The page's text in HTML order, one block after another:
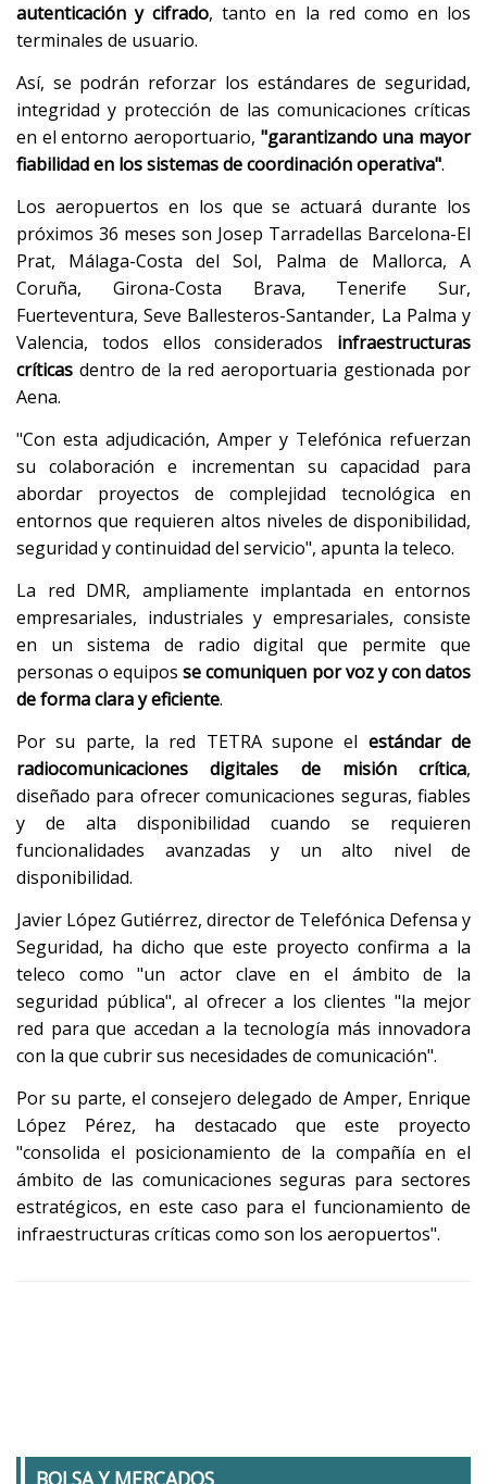
autenticación y cifrado, tanto en la red como en los
terminales de usuario.
Así, se podrán reforzar los estándares de seguridad,
integridad y protección de las comunicaciones críticas
en el entorno aeroportuario, "garantizando una mayor
fiabilidad en los sistemas de coordinación operativa".
Los aeropuertos en los que se actuará durante los
próximos 36 meses son Josep Tarradellas Barcelona-El
Prat, Málaga-Costa del Sol, Palma de Mallorca, A
Coruña, Girona-Costa Brava, Tenerife Sur,
Fuerteventura, Seve Ballesteros-Santander, La Palma y
Valencia, todos ellos considerados infraestructuras
críticas dentro de la red aeroportuaria gestionada por
Aena.
"Con esta adjudicación, Amper y Telefónica refuerzan
su colaboración e incrementan su capacidad para
abordar proyectos de complejidad tecnológica en
entornos que requieren altos niveles de disponibilidad,
seguridad y continuidad del servicio", apunta la teleco.
La red DMR, ampliamente implantada en entornos
empresariales, industriales y empresariales, consiste
en un sistema de radio digital que permite que
personas o equiposse comuniquen por voz y con datos
de forma clara y eficiente.
Por su parte, la red TETRA supone el estándar de
radiocomunicaciones digitales de misión crítica,
diseñado para ofrecer comunicaciones seguras, fiables
y de alta disponibilidad cuando se requieren
funcionalidades avanzadas y un alto nivel de
disponibilidad.
Javier López Gutiérrez, director de Telefónica Defensa y
Seguridad, ha dicho que este proyecto confirma a la
teleco como "un actor clave en el ámbito de la
seguridad pública", al ofrecer a los clientes "la mejor
red para que accedan a la tecnología más innovadora
con la que cubrir sus necesidades de comunicación".
Por su parte, el consejero delegado de Amper, Enrique
López Pérez, ha destacado que este proyecto
"consolida el posicionamiento de la compañía en el
ámbito de las comunicaciones seguras para sectores
estratégicos, en este caso para el funcionamiento de
infraestructuras críticas como son los aeropuertos".
BOLSA Y MERCADOS